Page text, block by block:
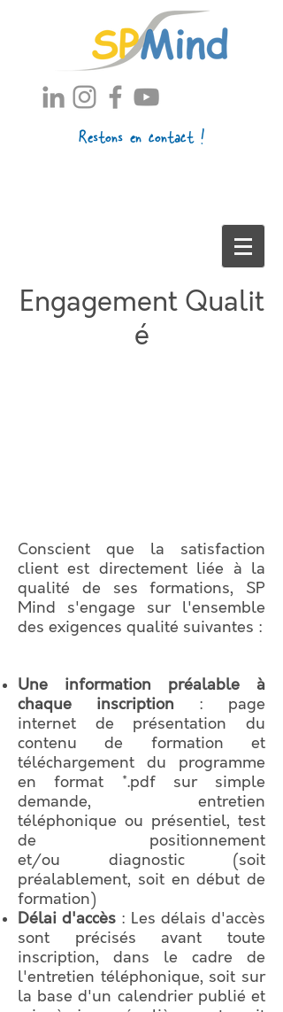
Restons en contact !
Engagement Qualit
é
Conscient que la satisfaction
client est directement liée à la
qualité de ses formations, SP
Mind s'engage sur l'ensemble
des exigences qualité suivantes :
Une information préalable à
chaque inscription : page
internet de présentation du
contenu de formation et
téléchargement du programme
en format *.pdf sur simple
demande, entretien
téléphonique ou présentiel, test
de positionnement
et/ou diagnostic (soit
préalablement, soit en début de
formation)
Délai d'accès : Les délais d'accès
sont précisés avant toute
inscription, dans le cadre de
l'entretien téléphonique, soit sur
la base d'un calendrier publié et